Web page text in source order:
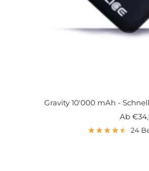
Gravity 10'000 mAh -
Ab
24